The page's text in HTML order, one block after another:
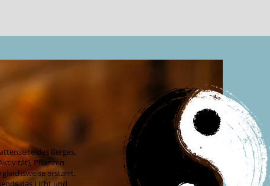
des Berges.
Pflanzen
erstarrt.
das Licht und